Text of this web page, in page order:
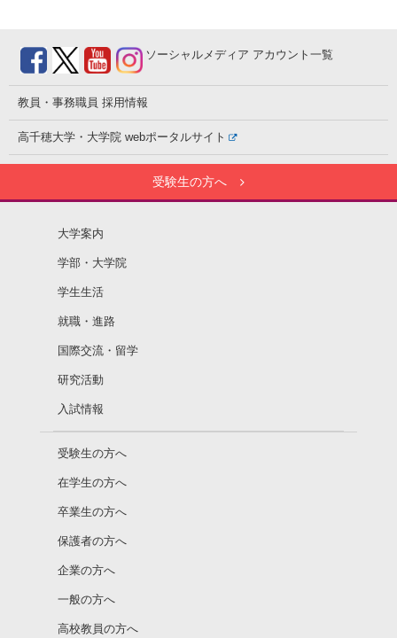
ソーシャルメディア アカウント一覧
教員・事務職員 採用情報
高千穂大学・大学院 webポータルサイト
受験生の方へ
大学案内
学部・大学院
学生生活
就職・進路
国際交流・留学
研究活動
入試情報
受験生の方へ
在学生の方へ
卒業生の方へ
保護者の方へ
企業の方へ
一般の方へ
高校教員の方へ